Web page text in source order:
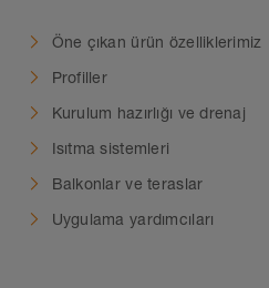
Öne çıkan ürün özelliklerimiz
Profiller
Kurulum hazırlığı ve drenaj
Isıtma sistemleri
Balkonlar ve teraslar
Uygulama yardımcıları